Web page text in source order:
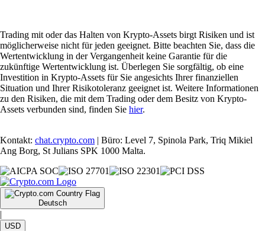
Trading mit oder das Halten von Krypto-Assets birgt Risiken und ist
möglicherweise nicht für jeden geeignet. Bitte beachten Sie, dass die
Wertentwicklung in der Vergangenheit keine Garantie für die
zukünftige Wertentwicklung ist. Überlegen Sie sorgfältig, ob eine
Investition in Krypto-Assets für Sie angesichts Ihrer finanziellen
Situation und Ihrer Risikotoleranz geeignet ist. Weitere Informationen
zu den Risiken, die mit dem Trading oder dem Besitz von Krypto-
Assets verbunden sind, finden Sie hier.
Kontakt: chat.crypto.com | Büro: Level 7, Spinola Park, Triq Mikiel
Ang Borg, St Julians SPK 1000 Malta.
Deutsch
|
USD